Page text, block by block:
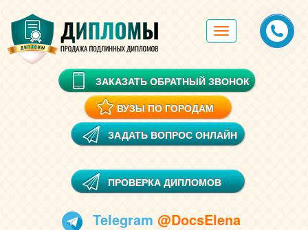
Toggle
navigation
ЗАКАЗАТЬ ОБРАТНЫЙ ЗВОНОК
ВУЗЫ ПО ГОРОДАМ
ЗАДАТЬ ВОПРОС ОНЛАЙН
ПРОВЕРКА ДИПЛОМОВ
Telegram @DocsElena